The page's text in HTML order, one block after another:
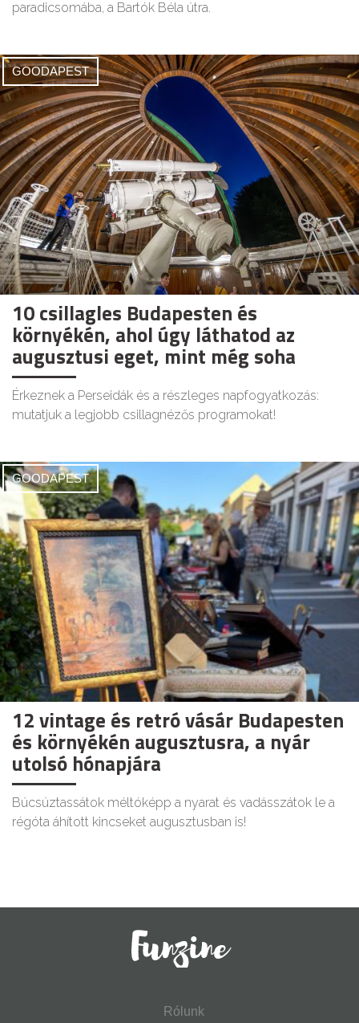
paradicsomába, a Bartók Béla útra.
GOODAPEST
10 csillagles Budapesten és
környékén, ahol úgy láthatod az
augusztusi eget, mint még soha
Érkeznek a Perseidák és a részleges napfogyatkozás:
mutatjuk a legjobb csillagnézős programokat!
GOODAPEST
12 vintage és retró vásár Budapesten
és környékén augusztusra, a nyár
utolsó hónapjára
Búcsúztassátok méltóképp a nyarat és vadásszátok le a
régóta áhított kincseket augusztusban is!
Rólunk